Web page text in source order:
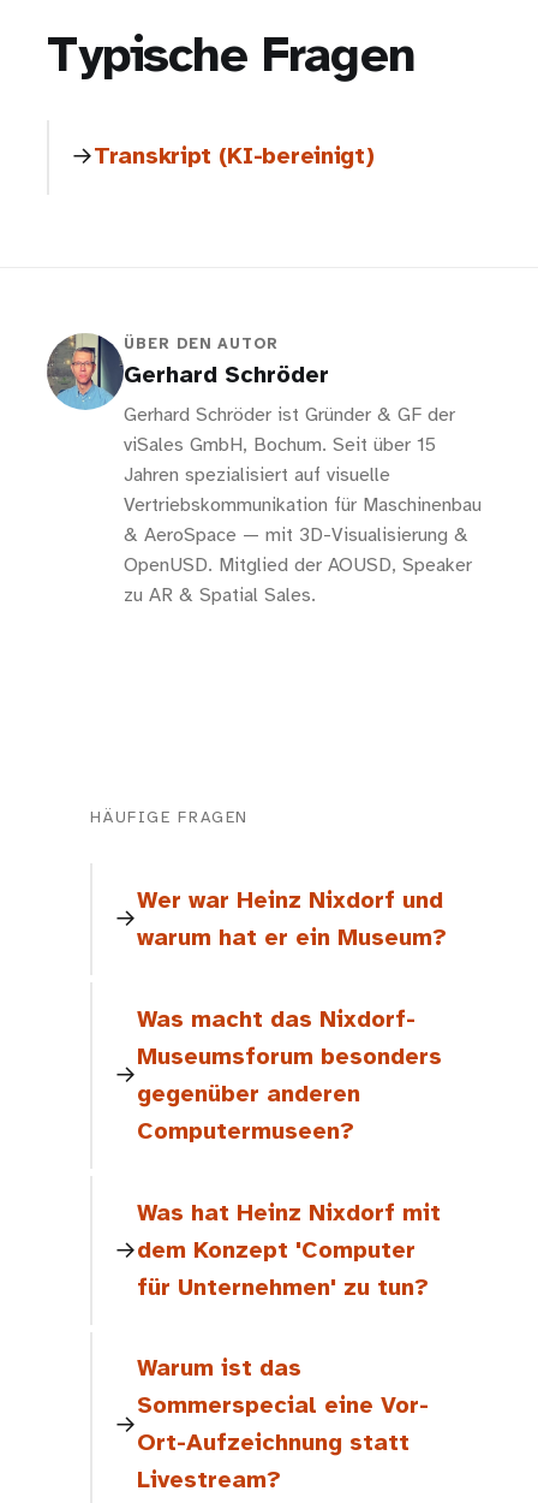
Typische Fragen
Transkript (KI-bereinigt)
ÜBER DEN AUTOR
Gerhard Schröder
Gerhard Schröder ist Gründer & GF der
viSales GmbH, Bochum. Seit über 15
Jahren spezialisiert auf visuelle
Vertriebskommunikation für Maschinenbau
& AeroSpace — mit 3D-Visualisierung &
OpenUSD. Mitglied der AOUSD, Speaker
zu AR & Spatial Sales.
HÄUFIGE FRAGEN
Wer war Heinz Nixdorf und
warum hat er ein Museum?
Was macht das Nixdorf-
Museumsforum besonders
gegenüber anderen
Computermuseen?
Was hat Heinz Nixdorf mit
dem Konzept 'Computer
für Unternehmen' zu tun?
Warum ist das
Sommerspecial eine Vor-
Ort-Aufzeichnung statt
Livestream?